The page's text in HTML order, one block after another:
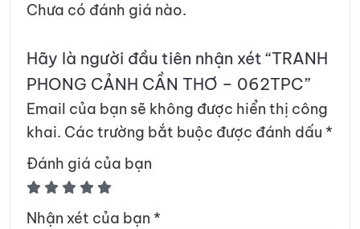
Chưa có đánh giá nào.
Hãy là người đầu tiên nhận xét “TRANH
PHONG CẢNH CẦN THƠ – 062TPC”
Email của bạn sẽ không được hiển thị công
khai. Các trường bắt buộc được đánh dấu *
Đánh giá của bạn
Nhận xét của bạn *